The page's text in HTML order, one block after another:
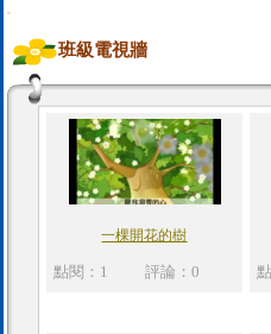
:::
班級電視牆
一棵開花的樹
點閱：1 評論：0